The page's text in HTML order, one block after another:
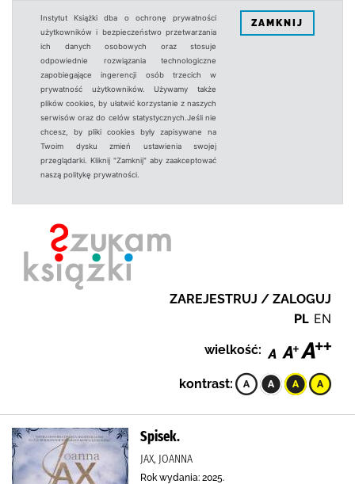
Instytut Książki dba o ochronę prywatności
użytkowników i bezpieczeństwo przetwarzania
ich danych osobowych oraz stosuje
odpowiednie rozwiązania technologiczne
zapobiegające ingerencji osób trzecich w
prywatność użytkowników. Używamy także
plików cookies, by ułatwić korzystanie z naszych
serwisów oraz do celów statystycznych.Jeśli nie
chcesz, by pliki cookies były zapisywane na
Twoim dysku zmień ustawienia swojej
przeglądarki. Kliknij "Zamknij" aby zaakceptować
naszą politykę prywatności.
ZAMKNIJ
ZAREJESTRUJ / ZALOGUJ
PL EN
wielkość:
kontrast:
Spisek.
JAX, JOANNA
Rok wydania: 2025.